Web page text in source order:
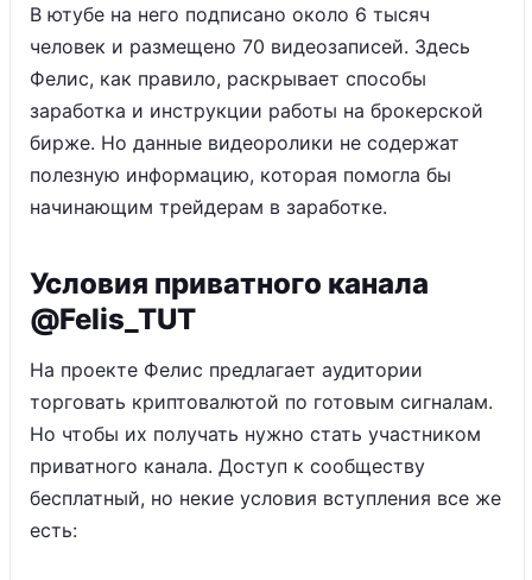
В ютубе на него подписано около 6 тысяч
человек и размещено 70 видеозаписей. Здесь
Фелис, как правило, раскрывает способы
заработка и инструкции работы на брокерской
бирже. Но данные видеоролики не содержат
полезную информацию, которая помогла бы
начинающим трейдерам в заработке.
Условия приватного канала
@Felis_TUT
На проекте Фелис предлагает аудитории
торговать криптовалютой по готовым сигналам.
Но чтобы их получать нужно стать участником
приватного канала. Доступ к сообществу
бесплатный, но некие условия вступления все же
есть: